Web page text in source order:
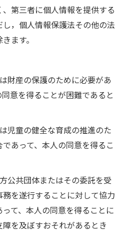
第三者に個人情報を提供する
，個人情報保護法その他の法
ます。
財産の保護のために必要があ
意を得ることが困難であると
児童の健全な育成の推進のた
あって、本人の同意を得るこ
公共団体またはその委託を受
を遂行することに対して協力
て、本人の同意を得ることに
を及ぼすおそれがあるとき